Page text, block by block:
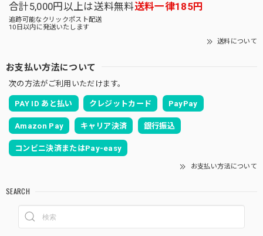
合計5,000円以上は送料無料送料一律185円
追跡可能なクリックポスト配送
10日以内に発送いたします
送料について
お支払い方法について
次の方法がご利用いただけます。
PAY ID あと払い クレジットカード PayPay
Amazon Pay キャリア決済 銀行振込
コンビニ決済またはPay-easy
お支払い方法について
SEARCH